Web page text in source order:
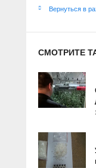
Вернуться в
СМОТРИТЕ